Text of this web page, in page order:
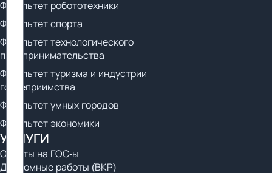
Факультет робототехники
Факультет спорта
Факультет технологического
предпринимательства
Факультет туризма и индустрии
гостеприимства
Факультет умных городов
Факультет экономики
УСЛУГИ
Ответы на ГОС-ы
Дипломные работы (ВКР)